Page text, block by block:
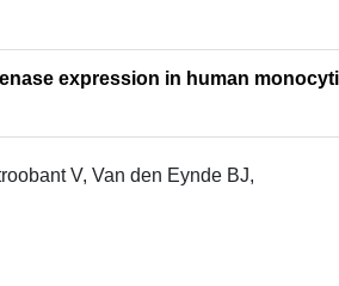
expression in human
V, Van den Eynde BJ,